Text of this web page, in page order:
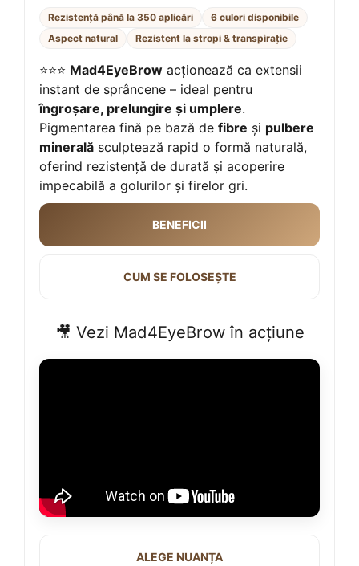
Rezistență până la 350 aplicări
6 culori disponibile
Aspect natural
Rezistent la stropi & transpirație
⭐⭐⭐ Mad4EyeBrow acționează ca extensii
instant de sprâncene – ideal pentru
îngroșare, prelungire și umplere.
Pigmentarea fină pe bază de fibre și pulbere
minerală sculptează rapid o formă naturală,
oferind rezistență de durată și acoperire
impecabilă a golurilor și firelor gri.
BENEFICII
CUM SE FOLOSEȘTE
🎥 Vezi Mad4EyeBrow în acțiune
ALEGE NUANȚA